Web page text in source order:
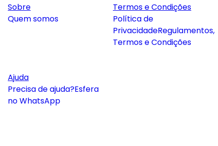
Sobre
Quem somos
Termos e Condições
Política de
PrivacidadeRegulamentos,
Termos e Condições
Ajuda
Precisa de ajuda?Esfera
no WhatsApp